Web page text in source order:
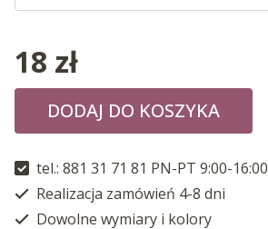
18 zł
DODAJ DO KOSZYKA
tel.: 881 31 71 81 PN-PT 9:00-16:00
Realizacja zamówień 4-8 dni
Dowolne wymiary i kolory